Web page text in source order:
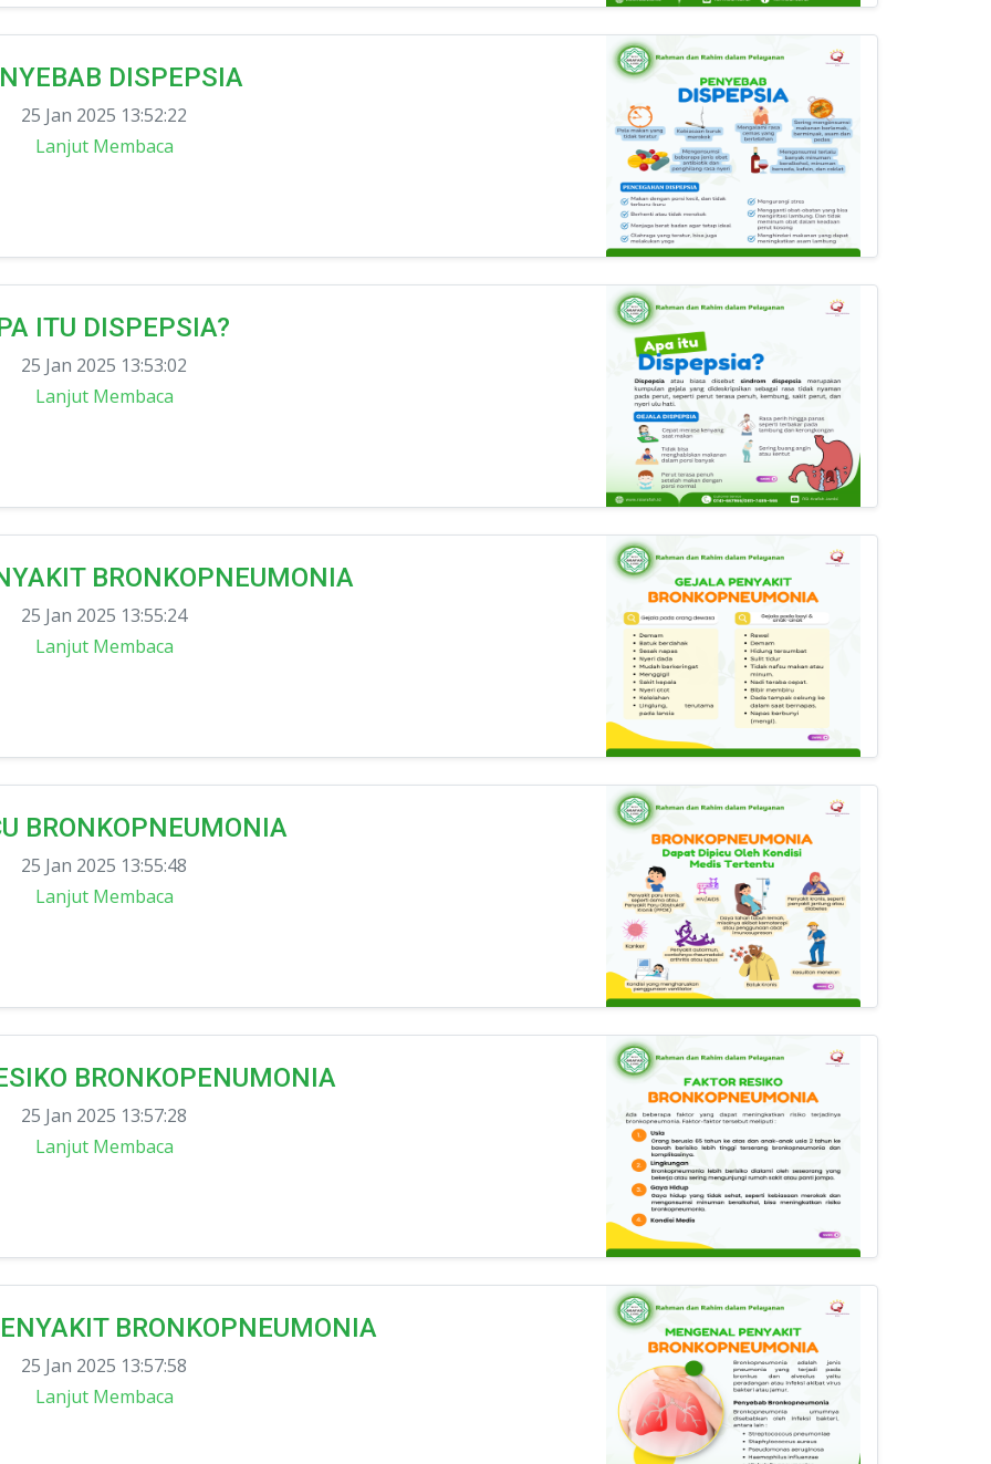
DISPEPSIA
25 Jan 2025 13:52:22
Lanjut Membaca
ITU DISPEPSIA?
25 Jan 2025 13:53:02
Lanjut Membaca
BRONKOPNEUMONIA
25 Jan 2025 13:55:24
Lanjut Membaca
BRONKOPNEUMONIA
25 Jan 2025 13:55:48
Lanjut Membaca
BRONKOPENUMONIA
25 Jan 2025 13:57:28
Lanjut Membaca
BRONKOPNEUMONIA
25 Jan 2025 13:57:58
Lanjut Membaca